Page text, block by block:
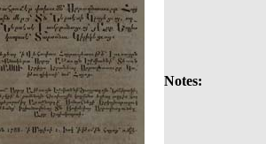
Notes: